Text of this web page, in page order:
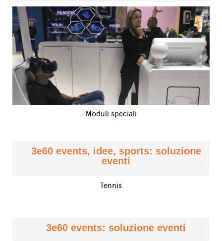
Moduli speciali
3e60 events, idee, sports: soluzione
eventi
Tennis
3e60 events: soluzione eventi